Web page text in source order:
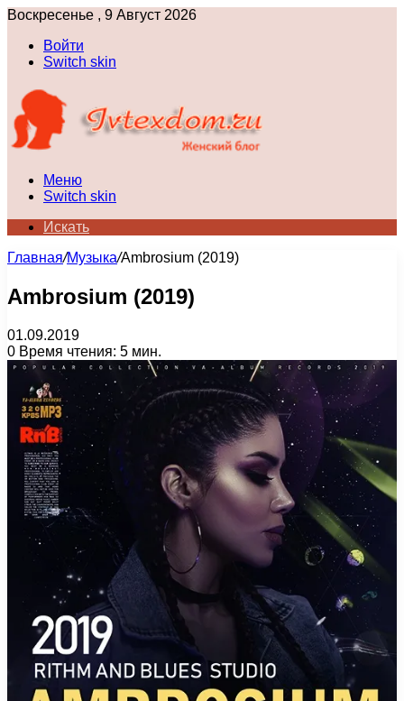
Воскресенье , 9 Август 2026
Войти
Switch skin
Меню
Switch skin
Искать
Главная/Музыка/Ambrosium (2019)
Ambrosium (2019)
01.09.2019
0 Время чтения: 5 мин.